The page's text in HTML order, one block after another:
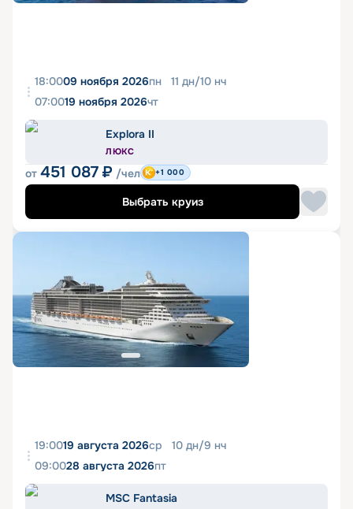
18:0009 ноября 2026пн 11 дн/10 нч
07:0019 ноября 2026чт
Explora II
ЛЮКС
от 451 087 ₽ /чел +1 000
Выбрать круиз
19:0019 августа 2026ср 10 дн/9 нч
09:0028 августа 2026пт
MSC Fantasia